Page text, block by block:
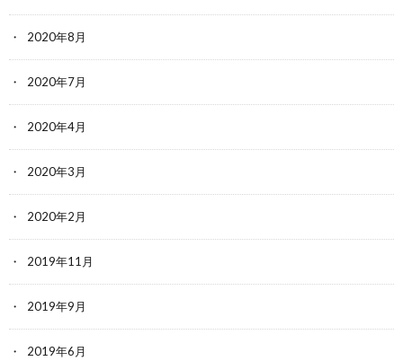
2020年8月
2020年7月
2020年4月
2020年3月
2020年2月
2019年11月
2019年9月
2019年6月